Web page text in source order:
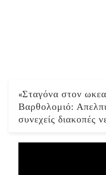
«Σταγόνα στον
Βαρθολομιό:
συνεχείς διακοπές